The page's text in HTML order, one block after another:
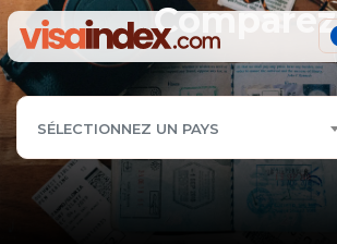
Comparez
SÉLECTIONNEZ UN PAYS